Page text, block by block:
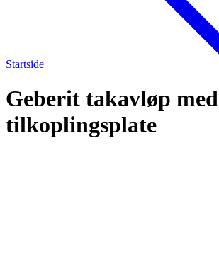
Startside
Geberit takavløp med
tilkoplingsplate